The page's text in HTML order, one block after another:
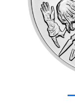
Previous